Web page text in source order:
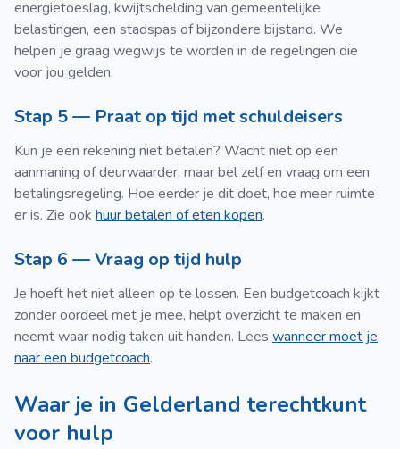
energietoeslag, kwijtschelding van gemeentelijke
belastingen, een stadspas of bijzondere bijstand. We
helpen je graag wegwijs te worden in de regelingen die
voor jou gelden.
Stap 5 — Praat op tijd met schuldeisers
Kun je een rekening niet betalen? Wacht niet op een
aanmaning of deurwaarder, maar bel zelf en vraag om een
betalingsregeling. Hoe eerder je dit doet, hoe meer ruimte
er is. Zie ook huur betalen of eten kopen.
Stap 6 — Vraag op tijd hulp
Je hoeft het niet alleen op te lossen. Een budgetcoach kijkt
zonder oordeel met je mee, helpt overzicht te maken en
neemt waar nodig taken uit handen. Lees wanneer moet je
naar een budgetcoach.
Waar je in Gelderland terechtkunt
voor hulp